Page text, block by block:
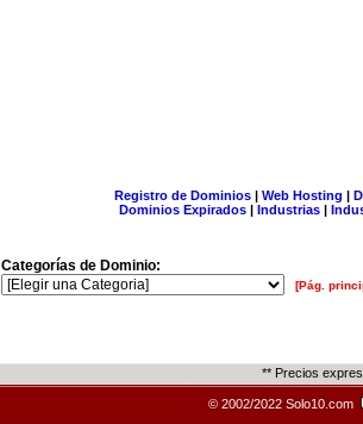
Registro de Dominios| Web Hosting |
Dominios Expirados | Industrias |
Categorías de Dominio:
[Pág.
** Precios
© 2002/2022 Solo10.com